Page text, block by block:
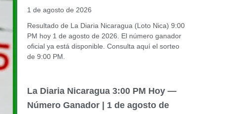
1 de agosto de 2026
Resultado de La Diaria Nicaragua (Loto Nica) 9:00
PM hoy 1 de agosto de 2026. El número ganador
oficial ya está disponible. Consulta aquí el sorteo
de 9:00 PM.
La Diaria Nicaragua 3:00 PM Hoy —
Número Ganador | 1 de agosto de